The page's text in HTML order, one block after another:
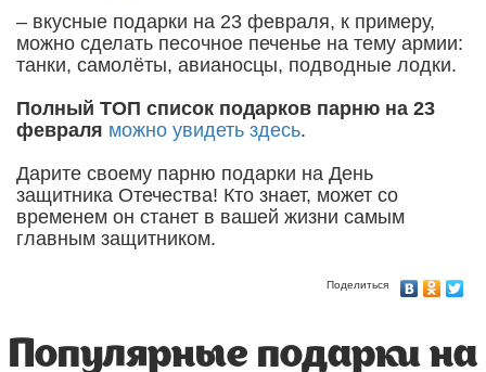
– вкусные подарки на 23 февраля, к примеру,
можно сделать песочное печенье на тему армии:
танки, самолёты, авианосцы, подводные лодки.
Полный ТОП список подарков парню на 23
февраля можно увидеть здесь.
Дарите своему парню подарки на День
защитника Отечества! Кто знает, может со
временем он станет в вашей жизни самым
главным защитником.
Поделиться
Популярные подарки на